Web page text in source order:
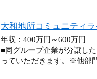
大和地所コミュニティ
年収：400万円～600万円
■同グループ企業が分譲し
っていただきます。※他部